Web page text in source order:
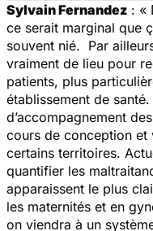
Sylvain Fernandez : «
ce serait marginal que
souvent nié. Par
vraiment de lieu pour
patients, plus
établissement de
d’accompagnement
cours de conception et
certains territoires.
quantifier les
apparaissent le plus
les maternités et en
on viendra à un